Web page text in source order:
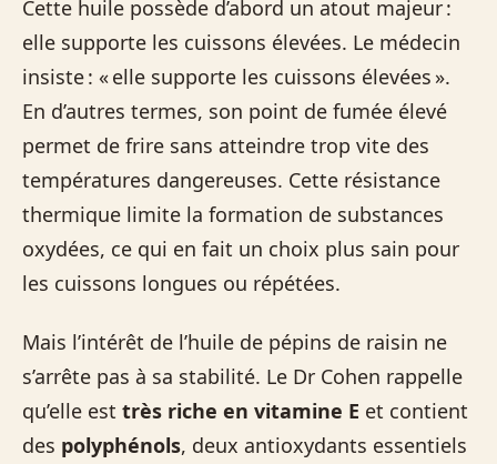
Cette huile possède d’abord un atout majeur :
elle supporte les cuissons élevées. Le médecin
insiste : « elle supporte les cuissons élevées ».
En d’autres termes, son point de fumée élevé
permet de frire sans atteindre trop vite des
températures dangereuses. Cette résistance
thermique limite la formation de substances
oxydées, ce qui en fait un choix plus sain pour
les cuissons longues ou répétées.
Mais l’intérêt de l’huile de pépins de raisin ne
s’arrête pas à sa stabilité. Le Dr Cohen rappelle
qu’elle est très riche en vitamine E et contient
des polyphénols, deux antioxydants essentiels